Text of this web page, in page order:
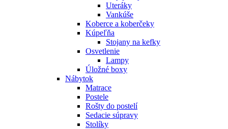
Uteráky
Vankúše
Koberce a koberčeky
Kúpeľňa
Stojany na kefky
Osvetlenie
Lampy
Úložné boxy
Nábytok
Matrace
Postele
Rošty do postelí
Sedacie súpravy
Stolíky